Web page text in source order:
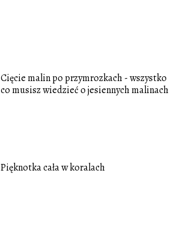
Cięcie malin po przymrozkach - wszystko
co musisz wiedzieć o jesiennych malinach
Pięknotka cała w koralach